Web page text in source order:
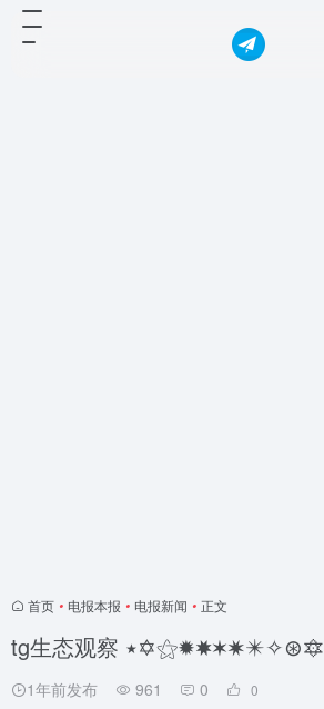
首页 • 电报本报 • 电报新闻 • 正文
tg生态观察 ٭✡️⚝✹✸✶✷✴️✧⊛🔯
1年前发布 961 0 0